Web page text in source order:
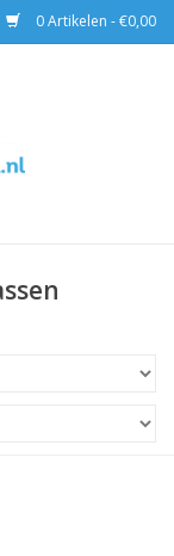
0 Artikelen - €0,00